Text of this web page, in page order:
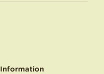
Information